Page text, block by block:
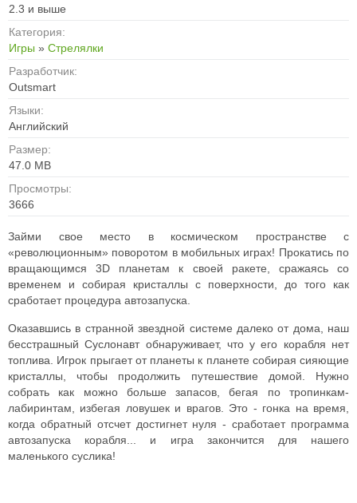
2.3 и выше
Категория:
Игры » Стрелялки
Разработчик:
Outsmart
Языки:
Английский
Размер:
47.0 MB
Просмотры:
3666
Займи свое место в космическом пространстве с
«революционным» поворотом в мобильных играх! Прокатись по
вращающимся 3D планетам к своей ракете, сражаясь со
временем и собирая кристаллы с поверхности, до того как
сработает процедура автозапуска.
Оказавшись в странной звездной системе далеко от дома, наш
бесстрашный Суслонавт обнаруживает, что у его корабля нет
топлива. Игрок прыгает от планеты к планете собирая сияющие
кристаллы, чтобы продолжить путешествие домой. Нужно
собрать как можно больше запасов, бегая по тропинкам-
лабиринтам, избегая ловушек и врагов. Это - гонка на время,
когда обратный отсчет достигнет нуля - сработает программа
автозапуска корабля... и игра закончится для нашего
маленького суслика!